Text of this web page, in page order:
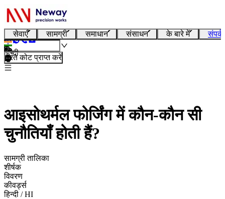
सेवाएँ सामग्री समाधान संसाधन के बारे में
हिन्दी
तुरंत कोट प्राप्त करें
आइसोथर्मल फोर्जिंग में कौन-कौन सी
चुनौतियाँ होती हैं?
सामग्री तालिका
शीर्षक
विवरण
कीवर्ड्स
हिन्दी / HI